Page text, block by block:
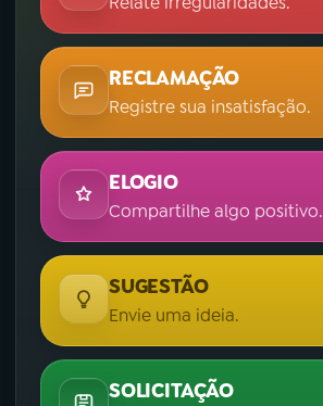
RECLAMAÇÃO
Registre sua insatisfação.
ELOGIO
Compartilhe algo positivo.
SUGESTÃO
Envie uma ideia.
SOLICITAÇÃO